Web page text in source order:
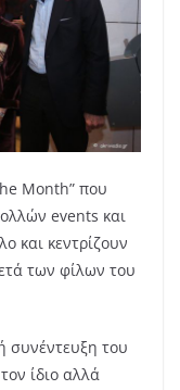
Month” που
events και
και κεντρίζουν
των φίλων του
συνέντευξη του
ίδιο αλλά